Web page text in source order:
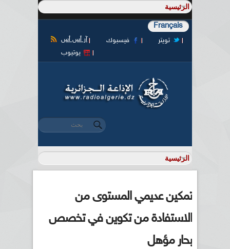
Français
آر أس أس فيسبوك
تويتر
يوتيوب
استمارة البحث
‏بحث ‏
تمكين عديمي المستوى من
الاستفادة من تكوين في تخصص
بحار مؤهل